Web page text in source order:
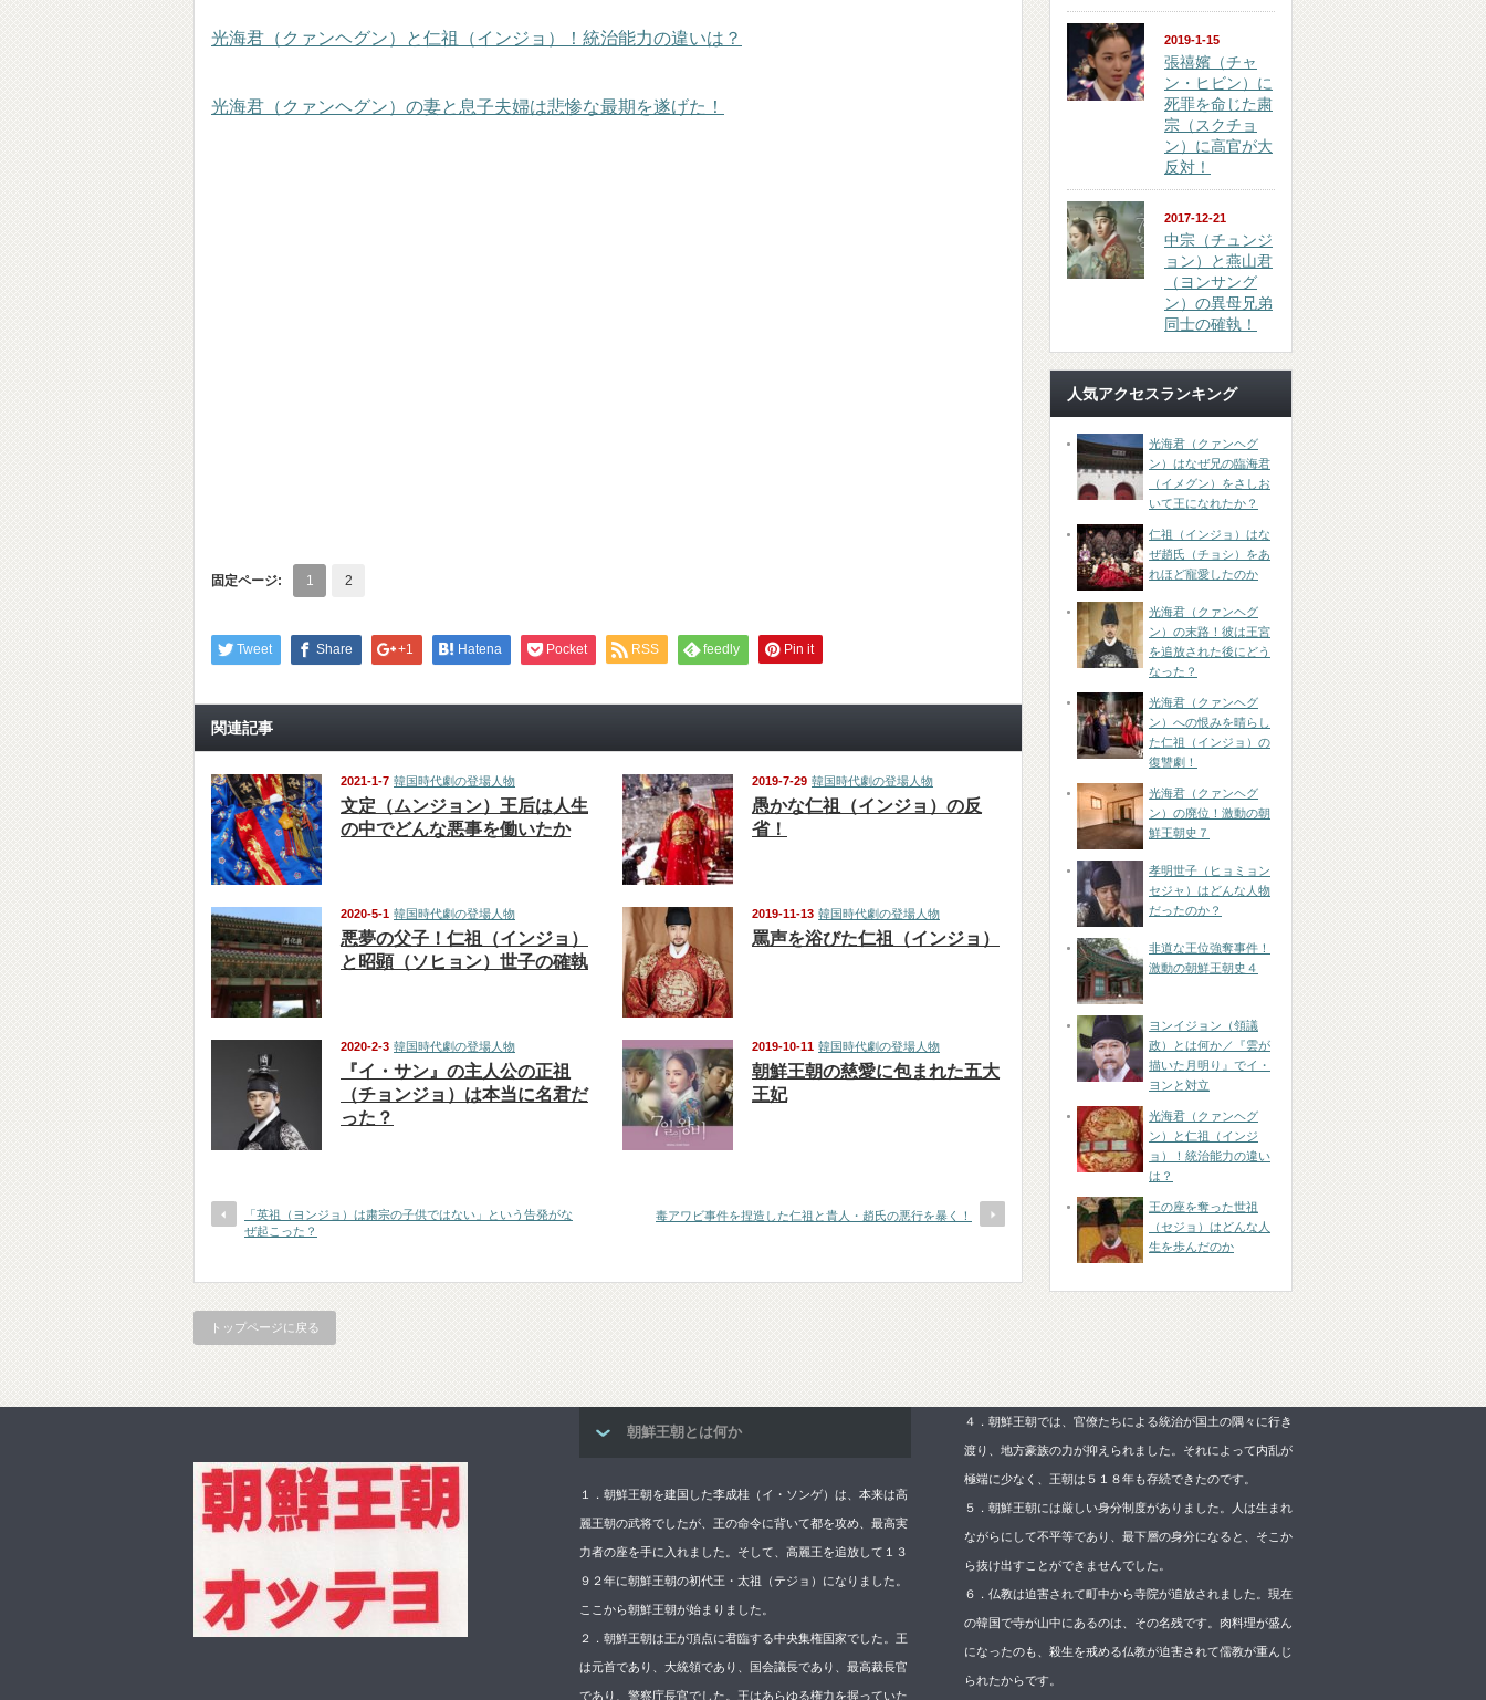
光海君（クァンヘグン）と仁祖（インジョ）！統治能力の違いは？
光海君（クァンヘグン）の妻と息子夫婦は悲惨な最期を遂げた！
固定ページ: 1 2
Tweet Share +1 Hatena Pocket RSS feedly Pin it
関連記事
2021-1-7 韓国時代劇の登場人物
文定（ムンジョン）王后は人生
の中でどんな悪事を働いたか
2019-7-29 韓国時代劇の登場人物
愚かな仁祖（インジョ）の反
省！
2020-5-1 韓国時代劇の登場人物
悪夢の父子！仁祖（インジョ）
と昭顕（ソヒョン）世子の確執
2019-11-13 韓国時代劇の登場人物
罵声を浴びた仁祖（インジョ）
2020-2-3 韓国時代劇の登場人物
『イ・サン』の主人公の正祖
（チョンジョ）は本当に名君だ
った？
2019-10-11 韓国時代劇の登場人物
朝鮮王朝の慈愛に包まれた五大
王妃
「英祖（ヨンジョ）は粛宗の子供ではない」という告発がな
ぜ起こった？
毒アワビ事件を捏造した仁祖と貴人・趙氏の悪行を暴く！
トップページに戻る
2019-1-15
張禧嬪（チャ
ン・ヒビン）に
死罪を命じた粛
宗（スクチョ
ン）に高官が大
反対！
2017-12-21
中宗（チュンジ
ョン）と燕山君
（ヨンサング
ン）の異母兄弟
同士の確執！
人気アクセスランキング
光海君（クァンヘグ
ン）はなぜ兄の臨海君
（イメグン）をさしお
いて王になれたか？
仁祖（インジョ）はな
ぜ趙氏（チョシ）をあ
れほど寵愛したのか
光海君（クァンヘグ
ン）の末路！彼は王宮
を追放された後にどう
なった？
光海君（クァンヘグ
ン）への恨みを晴らし
た仁祖（インジョ）の
復讐劇！
光海君（クァンヘグ
ン）の廃位！激動の朝
鮮王朝史７
孝明世子（ヒョミョン
セジャ）はどんな人物
だったのか？
非道な王位強奪事件！
激動の朝鮮王朝史４
ヨンイジョン（領議
政）とは何か／『雲が
描いた月明り』でイ・
ヨンと対立
光海君（クァンヘグ
ン）と仁祖（インジ
ョ）！統治能力の違い
は？
王の座を奪った世祖
（セジョ）はどんな人
生を歩んだのか
朝鮮王朝とは何か
１．朝鮮王朝を建国した李成桂（イ・ソンゲ）は、本来は高
麗王朝の武将でしたが、王の命令に背いて都を攻め、最高実
力者の座を手に入れました。そして、高麗王を追放して１３
９２年に朝鮮王朝の初代王・太祖（テジョ）になりました。
ここから朝鮮王朝が始まりました。
２．朝鮮王朝は王が頂点に君臨する中央集権国家でした。王
は元首であり、大統領であり、国会議長であり、最高裁長官
であり、警察庁長官でした。王はあらゆる権力を握っていた
４．朝鮮王朝では、官僚たちによる統治が国土の隅々に行き
渡り、地方豪族の力が抑えられました。それによって内乱が
極端に少なく、王朝は５１８年も存続できたのです。
５．朝鮮王朝には厳しい身分制度がありました。人は生まれ
ながらにして不平等であり、最下層の身分になると、そこか
ら抜け出すことができませんでした。
６．仏教は迫害されて町中から寺院が追放されました。現在
の韓国で寺が山中にあるのは、その名残です。肉料理が盛ん
になったのも、殺生を戒める仏教が迫害されて儒教が重んじ
られたからです。